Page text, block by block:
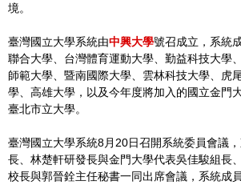
境。
臺灣國立大學系統由中興大學號召成立，系統
聯合大學、台灣體育運動大學、勤益科技大學
師範大學、暨南國際大學、雲林科技大學、虎
學、高雄大學，以及今年度將加入的國立金門
臺北市立大學。
臺灣國立大學系統8月20日召開系統委員會議
長、林楚軒研發長與金門大學代表吳佳駿組長
校長與郭晉銓主任秘書一同出席會議，系統成